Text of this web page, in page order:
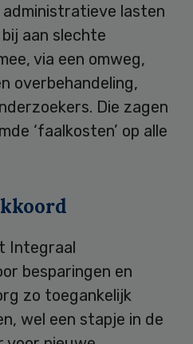
administratieve lasten
aan slechte
via een omweg,
overbehandeling,
Die zagen
‘faalkosten’ op alle
Integraal
besparingen en
zo toegankelijk
wel een stapje in de